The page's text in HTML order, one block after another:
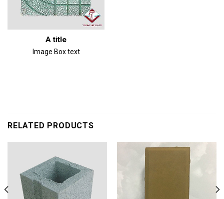
A title
Image Box text
RELATED PRODUCTS